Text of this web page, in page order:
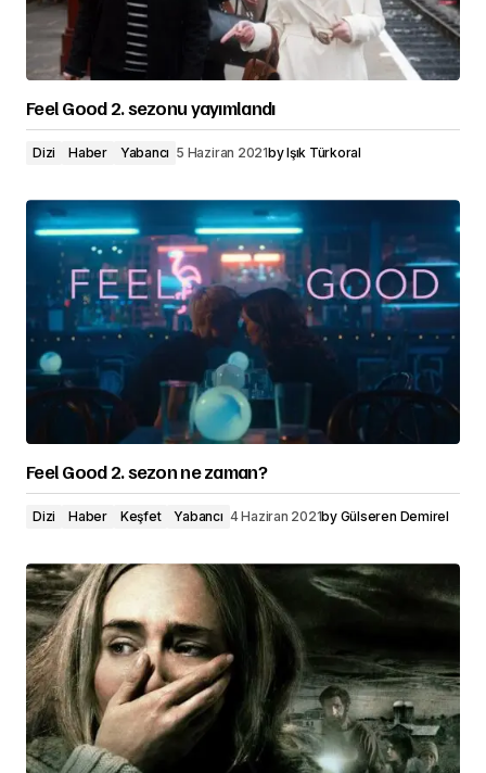
Feel Good 2. sezonu yayımlandı
Dizi Haber Yabancı 5 Haziran 2021byIşık Türkoral
Feel Good 2. sezon ne zaman?
Dizi Haber Keşfet Yabancı 4 Haziran 2021by Gülseren Demirel